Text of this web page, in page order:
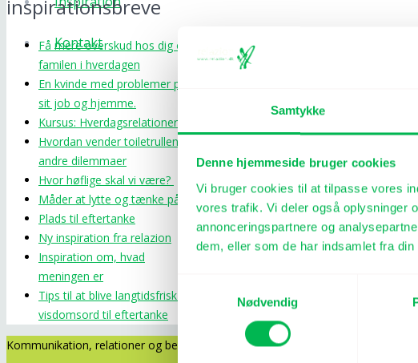
Samtykke
Denne hjemmeside bruger cookies
Vi bruger cookies til at tilpasse vores
vores trafik. Vi deler også oplysninger
annonceringspartnere og
dem, eller som de har indsamlet fra
Nødvendig
Kontakt
inspirationsbreve
Få mere overskud hos dig og
familen i hverdagen
En kvinde med problemer på
sit job og hjemme.
Kursus: Hverdagsrelationer
Hvordan vender toiletrullen og
andre dilemmaer
Hvor høflige skal vi være?
Måder at lytte og tænke på
Plads til eftertanke
Ny inspiration fra relazion
Inspiration om, hvad
meningen er
Tips til at blive langtidsfrisk og
visdomsord til eftertanke
Kommunikation, relationer og bedre trivsel.